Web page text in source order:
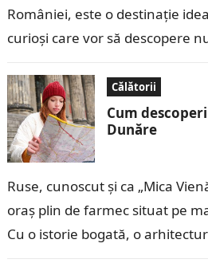
României, este o destinație
curioși care vor să descopere
Călătorii
Cum
Dunăre
Ruse, cunoscut și ca „Mica
oraș plin de farmec situat pe
Cu o istorie bogată, o